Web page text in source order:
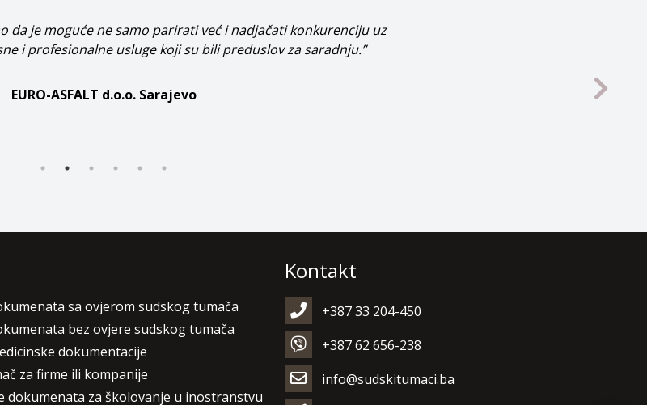
da je moguće ne samo parirati već i nadjačati konkurenciju uz
i profesionalne usluge koji su bili preduslov za saradnju.”
EURO-ASFALT d.o.o. Sarajevo
sa ovjerom sudskog tumača
bez ovjere sudskog tumača
dokumentacije
za firme ili kompanije
dokumenata za školovanje u inostranstvu
Kontakt
+387 33 204-450
+387 62 656-238
info@sudskitumaci.ba